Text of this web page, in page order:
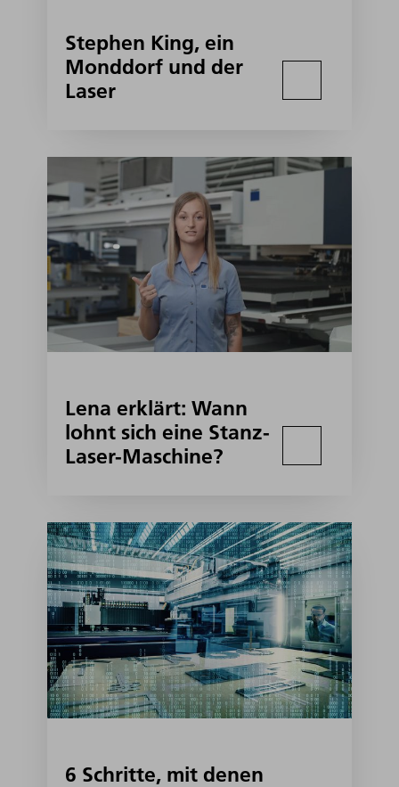
Stephen King, ein
Monddorf und der
Laser
Lena erklärt: Wann
lohnt sich eine Stanz-
Laser-Maschine?
6 Schritte, mit denen